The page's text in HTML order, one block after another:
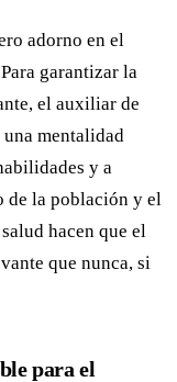
adorno en el
garantizar la
el auxiliar de
mentalidad
y a
de la población y el
hacen que el
que nunca, si
para el